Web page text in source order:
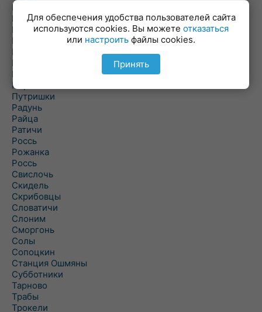
Петревичи
Погородно
Пограничный
Подлабенье
Подольцы
Подороск
Поречье
Порозово
Путришки
Радунь
Райца
Ратичи
Роcсь
Рожанка
Россь
Свислочь
Скидель
Скрибовцы
Словатичи
Слоним
Сморгонь
Солы
Сопоцкин
Станция Ошмяны
Субботники
Тарново
Трабы
Трокели
Для обеспечения удобства пользователей сайта
используются cookies. Вы можете отказаться
или настроить файлы cookies.
Принять